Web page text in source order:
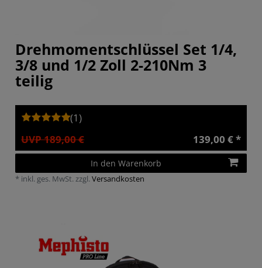
Drehmomentschlüssel Set 1/4,
3/8 und 1/2 Zoll 2-210Nm 3
teilig
(1)
UVP 189,00 €
139,00 € *
In den Warenkorb
* inkl. ges. MwSt. zzgl.Versandkosten